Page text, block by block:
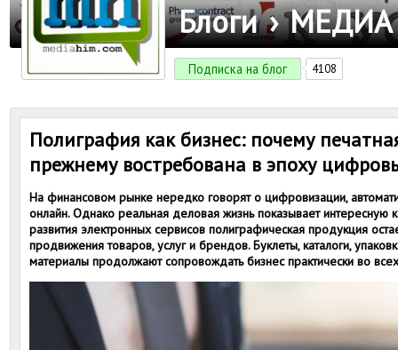
Блоги ›
Подписка на блог 4108
Полиграфия как бизнес: почему
прежнему востребована в эпоху
На финансовом рынке нередко говорят о цифровизации,
онлайн. Однако реальная деловая жизнь показывает интересную
развития электронных сервисов полиграфическая продукция
продвижения товаров, услуг и брендов. Буклеты, каталоги,
материалы продолжают сопровождать бизнес практически во